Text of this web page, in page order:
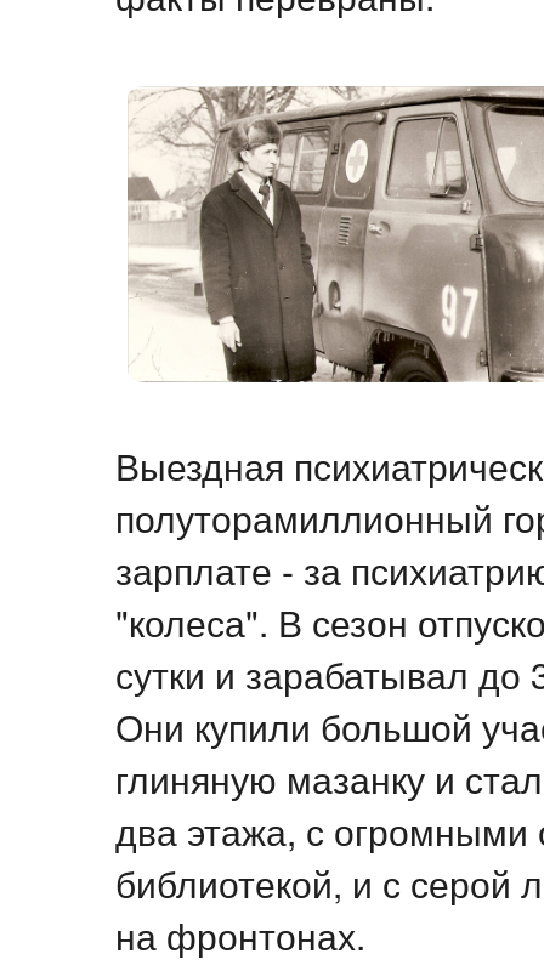
Выездная
полуторамиллионный
зарплате - за
"колеса". В сезон
сутки и зарабатывал
Они купили большой
глиняную мазанку и
два этажа, с огромными
библиотекой, и с серой
на фронтонах.